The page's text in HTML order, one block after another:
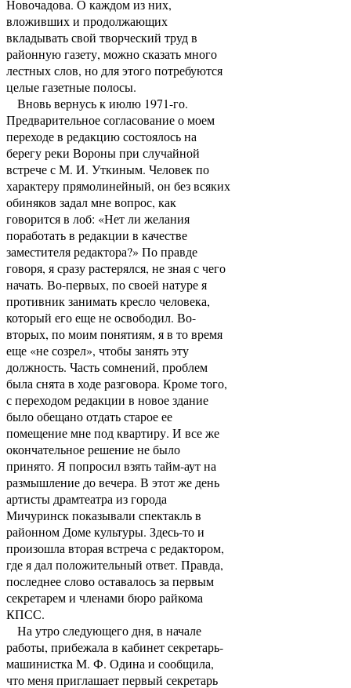
Новочадова. О каждом из них,
вложивших и продолжающих
вкладывать свой творческий труд в
районную газету, можно сказать много
лестных слов, но для этого потребуются
целые газетные полосы.
Вновь вернусь к июлю 1971-го.
Предварительное согласование о моем
переходе в редакцию состоялось на
берегу реки Вороны при случайной
встрече с М. И. Уткиным. Человек по
характеру прямолинейный, он без всяких
обиняков задал мне вопрос, как
говорится в лоб: «Нет ли желания
поработать в редакции в качестве
заместителя редактора?» По правде
говоря, я сразу растерялся, не зная с чего
начать. Во-первых, по своей натуре я
противник занимать кресло человека,
который его еще не освободил. Во-
вторых, по моим понятиям, я в то время
еще «не созрел», чтобы занять эту
должность. Часть сомнений, проблем
была снята в ходе разговора. Кроме того,
с переходом редакции в новое здание
было обещано отдать старое ее
помещение мне под квартиру. И все же
окончательное решение не было
принято. Я попросил взять тайм-аут на
размышление до вечера. В этот же день
артисты драмтеатра из города
Мичуринск показывали спектакль в
районном Доме культуры. Здесь-то и
произошла вторая встреча с редактором,
где я дал положительный ответ. Правда,
последнее слово оставалось за первым
секретарем и членами бюро райкома
КПСС.
На утро следующего дня, в начале
работы, прибежала в кабинет секретарь-
машинистка М. Ф. Одина и сообщила,
что меня приглашает первый секретарь